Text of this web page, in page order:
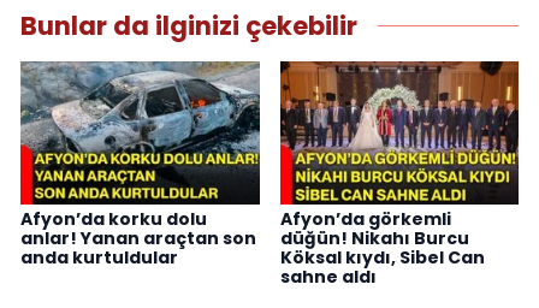
Bunlar da ilginizi çekebilir
Afyon’da korku dolu
anlar! Yanan araçtan son
anda kurtuldular
Afyon’da görkemli
düğün! Nikahı Burcu
Köksal kıydı, Sibel Can
sahne aldı